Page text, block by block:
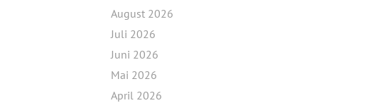
August 2026
Juli 2026
Juni 2026
Mai 2026
April 2026